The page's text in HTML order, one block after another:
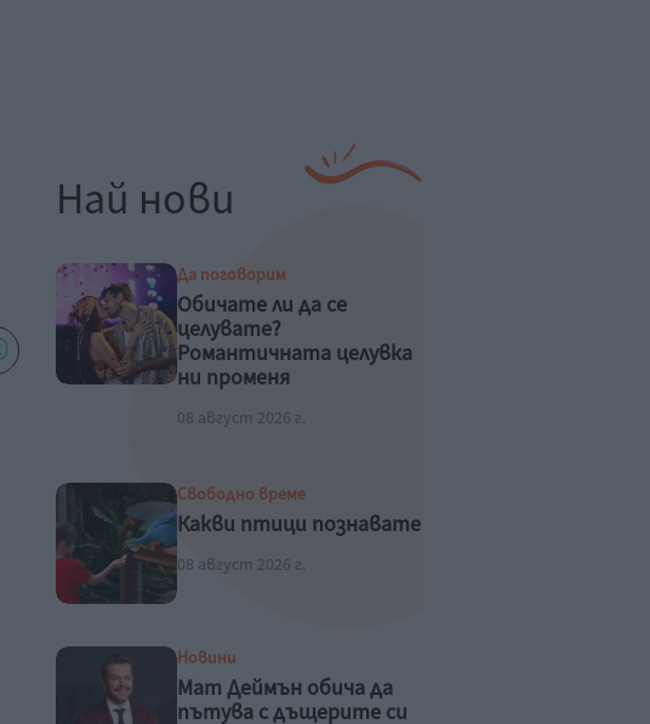
Най нови
Да поговорим
Обичате ли да се
целувате?
Романтичната целувка
ни променя
08 август 2026 г.
Свободно време
Какви птици познавате
08 август 2026 г.
Новини
Мат Деймън обича да
пътува с дъщерите си